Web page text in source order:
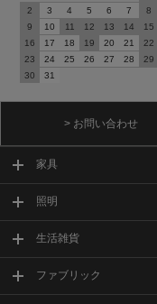
2
3 4 5 6 7
8
9
10 11 12 13 14
15
16
17 18 19 20 21
22
23
24 25 26 27 28
29
30
31
> お問い合わせ
家具
照明
生活雑貨
ファブリック